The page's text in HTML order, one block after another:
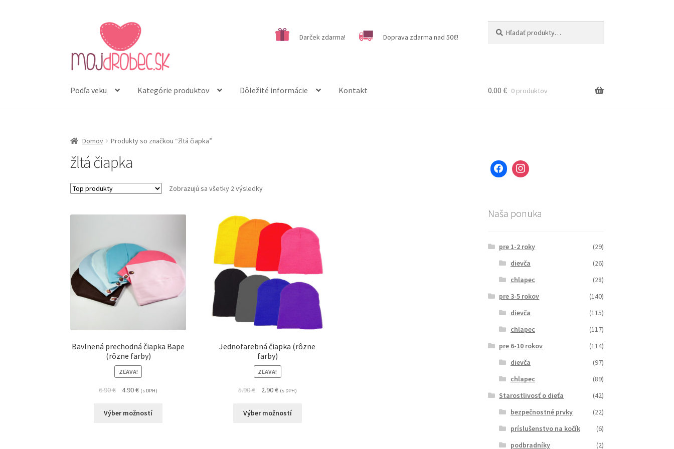
Preskočiť
navigáciu
Preskočiť
obsah
Darček zdarma! Doprava zdarma nad 50€!
Podľa veku Kategórie produktov Dôležité informácie Kontakt 0.00 € 0 produktov
Domov Produkty so značkou “žltá čiapka”
žltá čiapka
Zobrazujú sa všetky 2 výsledky
Bavlnená prechodná čiapka Bape
(rôzne farby)
ZĽAVA!
6.90€ 4.90€ (s DPH)
Výber možností
Jednofarebná čiapka (rôzne
farby)
ZĽAVA!
5.90€ 2.90€ (s DPH)
Výber možností
Naša ponuka
pre 1-2 roky
(29)
dievča
(26)
chlapec
(28)
pre 3-5 rokov
(140)
dievča
(115)
chlapec
(117)
pre 6-10 rokov
(114)
dievča
(97)
chlapec
(89)
Starostlivosť o dieťa
(42)
bezpečnostné prvky
(22)
príslušenstvo na kočík
(6)
podbradníky
(2)